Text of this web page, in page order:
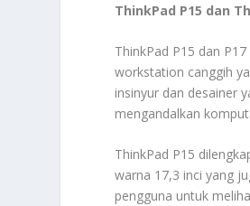
ThinkPad P15 dan
ThinkPad P15 dan
workstation canggih
insinyur dan desainer
mengandalkan
ThinkPad P15
warna 17,3 inci yang
pengguna untuk